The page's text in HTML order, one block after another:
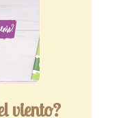
viento?